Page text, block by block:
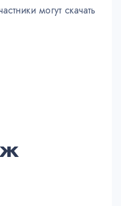
могут скачать